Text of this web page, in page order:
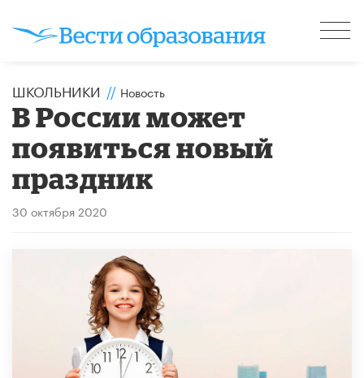
ШКОЛЬНИКИ // Новость
В России может
появиться новый
праздник
30 октября 2020